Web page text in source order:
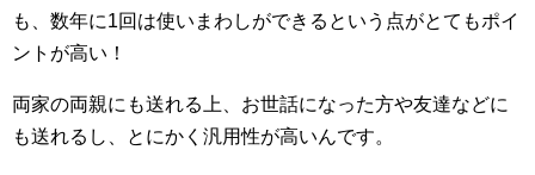
も、数年に1回は使いまわしができるという点がとてもポイ
ントが高い！
両家の両親にも送れる上、お世話になった方や友達などに
も送れるし、とにかく汎用性が高いんです。